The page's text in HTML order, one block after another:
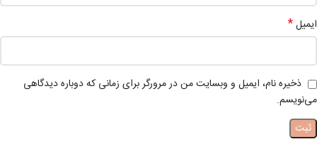
ایمیل*
ذخیره نام، ایمیل و وبسایت من در مرورگر برای زمانی که دوباره دیدگاهی
می‌نویسم.